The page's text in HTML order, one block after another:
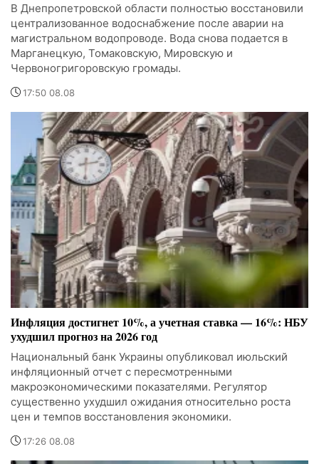
В Днепропетровской области полностью восстановили
централизованное водоснабжение после аварии на
магистральном водопроводе. Вода снова подается в
Марганецкую, Томаковскую, Мировскую и
Червоногригоровскую громады.
17:50 08.08
Инфляция достигнет 10%, а учетная ставка — 16%: НБУ
ухудшил прогноз на 2026 год
Национальный банк Украины опубликовал июльский
инфляционный отчет с пересмотренными
макроэкономическими показателями. Регулятор
существенно ухудшил ожидания относительно роста
цен и темпов восстановления экономики.
17:26 08.08